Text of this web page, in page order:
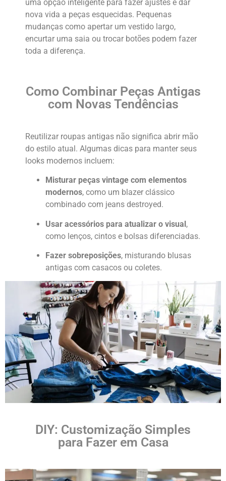
uma opção inteligente para fazer ajustes e dar
nova vida a peças esquecidas. Pequenas
mudanças como apertar um vestido largo,
encurtar uma saia ou trocar botões podem fazer
toda a diferença.
Como Combinar Peças Antigas
com Novas Tendências
Reutilizar roupas antigas não significa abrir mão
do estilo atual. Algumas dicas para manter seus
looks modernos incluem:
Misturar peças vintage com elementos
modernos, como um blazer clássico
combinado com jeans destroyed.
Usar acessórios para atualizar o visual,
como lenços, cintos e bolsas diferenciadas.
Fazer sobreposições, misturando blusas
antigas com casacos ou coletes.
DIY: Customização Simples
para Fazer em Casa